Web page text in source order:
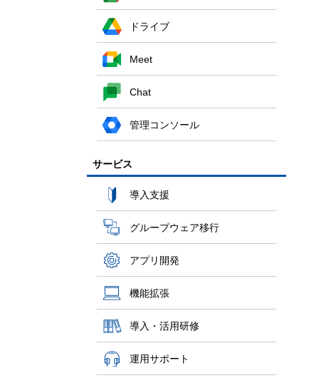
ドライブ
Meet
Chat
管理コンソール
サービス
導入支援
グループウェア移行
アプリ開発
機能拡張
導入・活用研修
運用サポート